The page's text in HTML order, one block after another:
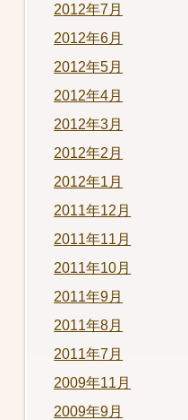
2012年7月
2012年6月
2012年5月
2012年4月
2012年3月
2012年2月
2012年1月
2011年12月
2011年11月
2011年10月
2011年9月
2011年8月
2011年7月
2009年11月
2009年9月